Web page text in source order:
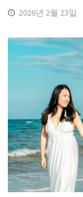
2026년 2월 23일